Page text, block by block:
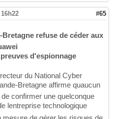
#65
Bretagne refuse de céder aux
preuves d'espionnage
du National Cyber
Bretagne affirme quaucun
confirmer une quelconque
lentreprise technologique